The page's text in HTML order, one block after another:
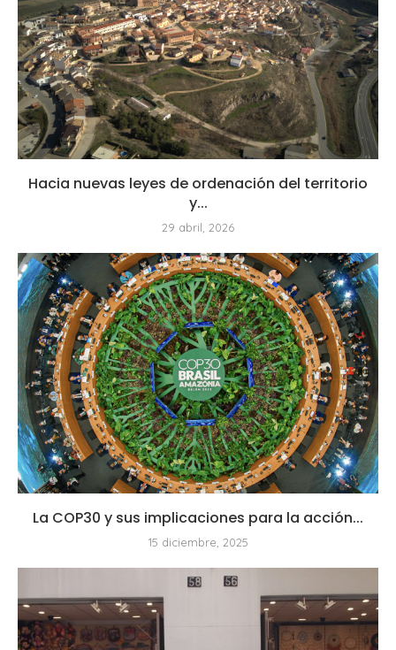
Hacia nuevas leyes de ordenación del territorio
y...
29 abril, 2026
La COP30 y sus implicaciones para la acción...
15 diciembre, 2025